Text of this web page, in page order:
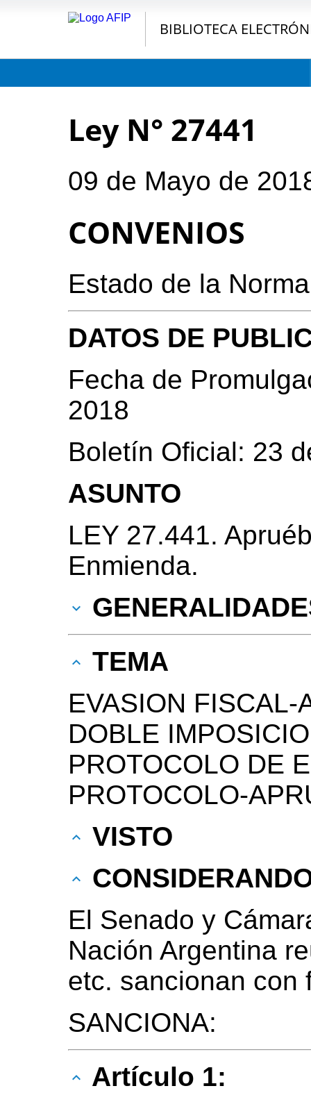
BIBLIOTECA
Ley N° 27441
09 de Mayo de
CONVENIOS
Estado de la
DATOS DE
Fecha de
2018
Boletín Oficial: 23
ASUNTO
LEY 27.441.
Enmienda.
TEMA
EVASION FISCAL-
DOBLE
PROTOCOLO DE
PROTOCOLO-
VISTO
El Senado y
Nación Argentina
etc. sancionan con
SANCIONA:
Artículo 1: